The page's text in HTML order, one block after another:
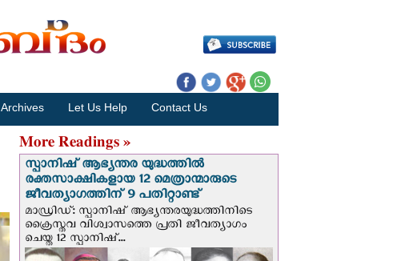
Archives Let Us Help Contact Us
More Readings »
സ്പാനിഷ് ആഭ്യന്തര യുദ്ധത്തില്‍
രക്തസാക്ഷികളായ 12 മെത്രാന്മാരുടെ
ജീവത്യാഗത്തിന് 9 പതിറ്റാണ്ട്
മാഡ്രിഡ്: സ്പാനിഷ് ആഭ്യന്തരയുദ്ധത്തിനിടെ
ക്രൈസ്തവ വിശ്വാസത്തെ പ്രതി ജീവത്യാഗം
ചെയ്ത 12 സ്പാനിഷ്...